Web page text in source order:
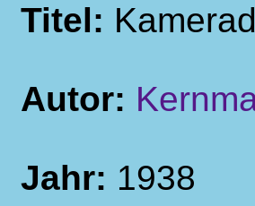
Titel:
Autor:
Jahr: 1938